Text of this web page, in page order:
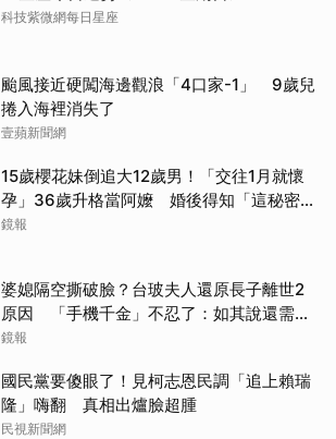
科技紫微網每日星座
颱風接近硬闖海邊觀浪「4口家-1」 9歲兒
捲入海裡消失了
壹蘋新聞網
15歲櫻花妹倒追大12歲男！「交往1月就懷
孕」36歲升格當阿嬤 婚後得知「這秘密」
傻眼了
鏡報
婆媳隔空撕破臉？台玻夫人還原長子離世2
原因 「手機千金」不忍了：如其說還需要
離開嗎？
鏡報
國民黨要傻眼了！見柯志恩民調「追上賴瑞
隆」嗨翻 真相出爐臉超腫
民視新聞網
取消